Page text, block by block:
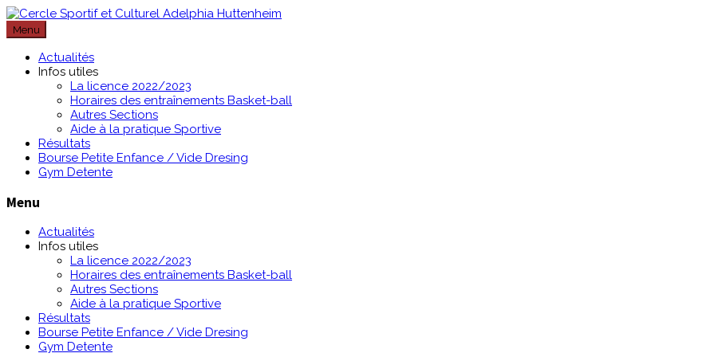
Passer
au
contenu
Menu
Actualités
Infos utiles
La licence 2022/2023
Horaires des entraînements Basket-ball
Autres Sections
Aide à la pratique Sportive
Résultats
Bourse Petite Enfance / Vide Dresing
Gym Detente
Menu
Actualités
Infos utiles
La licence 2022/2023
Horaires des entraînements Basket-ball
Autres Sections
Aide à la pratique Sportive
Résultats
Bourse Petite Enfance / Vide Dresing
Gym Detente